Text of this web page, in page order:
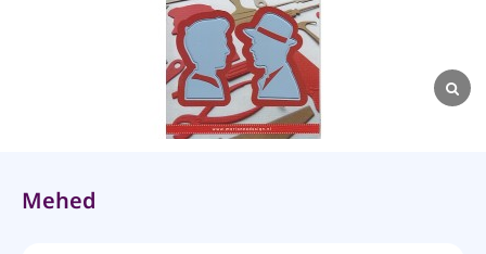
Mehed